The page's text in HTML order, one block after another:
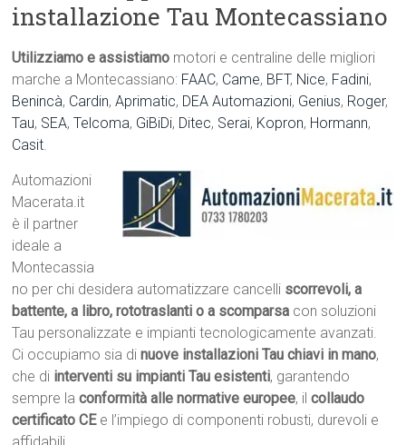
installazione Tau Montecassiano
Utilizziamo e assistiamo motori e centraline delle migliori
marche a Montecassiano: FAAC, Came, BFT, Nice, Fadini,
Benincà, Cardin,Aprimatic, DEA Automazioni, Genius, Roger,
Tau, SEA,Telcoma, GiBiDi, Ditec, Serai, Kopron, Hormann,
Casit.
Automazioni
Macerata.it
è il partner
ideale a
Montecassia
no per chi desidera automatizzare cancelli scorrevoli, a
battente, a libro, rototraslanti o a scomparsa con soluzioni
Tau personalizzate e impianti tecnologicamente avanzati.
Ci occupiamo sia dinuove installazioni Tau chiavi in mano,
che di interventi su impianti Tau esistenti, garantendo
sempre laconformità alle normative europee, ilcollaudo
certificato CEe l’impiego di componenti robusti, durevoli e